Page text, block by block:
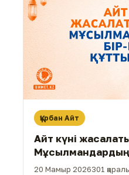
Құрбан Айт
Айт күні
Мұсылмандардың
құттықтауы
20 Мамыр 2026301